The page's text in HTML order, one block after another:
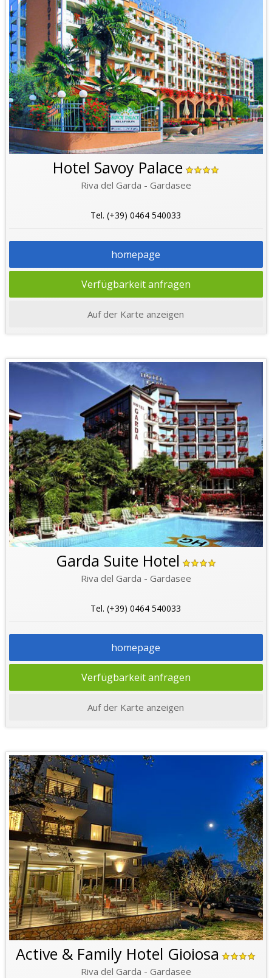
Hotel Savoy Palace
Riva del Garda - Gardasee
Tel. (+39) 0464 540033
homepage
Verfügbarkeit anfragen
Auf der Karte anzeigen
Garda Suite Hotel
Riva del Garda - Gardasee
Tel. (+39) 0464 540033
homepage
Verfügbarkeit anfragen
Auf der Karte anzeigen
Active & Family Hotel Gioiosa
Riva del Garda - Gardasee